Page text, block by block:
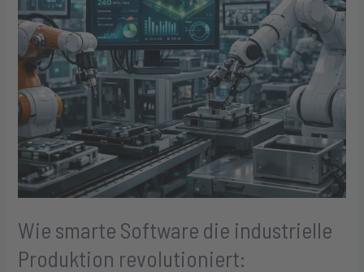
Wie smarte Software die industrielle
Produktion revolutioniert:
revolutioniert:
Zukunftstrends
entdecken